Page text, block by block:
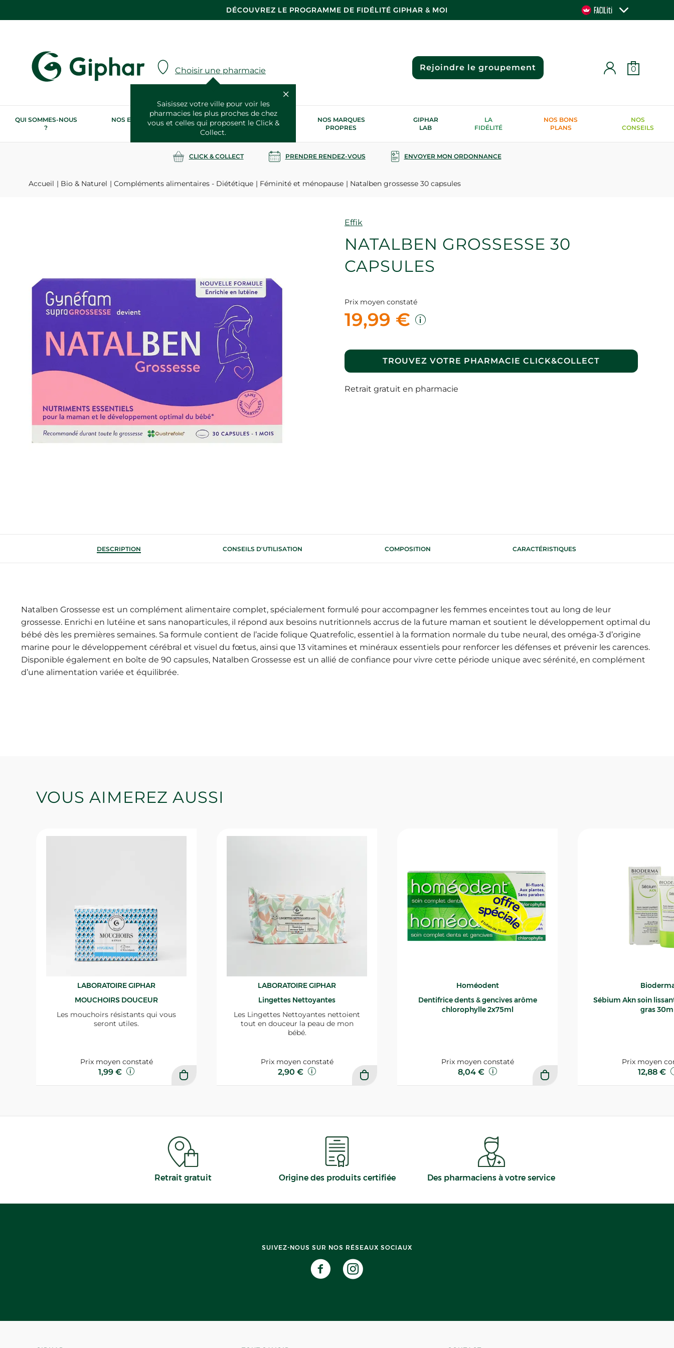
DÉCOUVREZ LE PROGRAMME DE FIDÉLITÉ GIPHAR & MOI
Choisir une pharmacie
Saisissez votre ville pour voir les
pharmacies les plus proches de chez
vous et celles qui proposent le Click &
Collect.
Rejoindre le groupement 0
QUI SOMMES-NOUS
?
NOS ENGAGEMENTS
RSE
NOS SERVICES
SANTÉ
NOS MARQUES
PROPRES
GIPHAR
LAB
LA
FIDÉLITÉ
NOS BONS
PLANS
NOS
CONSEILS
CLICK & COLLECT PRENDRE RENDEZ-VOUS ENVOYER MON ORDONNANCE
Accueil Bio & Naturel Compléments alimentaires - Diététique Féminité et ménopause Natalben grossesse 30 capsules
Marque
Effik
NATALBEN GROSSESSE 30
CAPSULES
Prix moyen constaté
19,99 €
TROUVEZ VOTRE PHARMACIE CLICK&COLLECT
Retrait gratuit en pharmacie
DESCRIPTION CONSEILS D'UTILISATION COMPOSITION CARACTÉRISTIQUES
Natalben Grossesse est un complément alimentaire complet, spécialement formulé pour accompagner les femmes enceintes tout au long de leur
grossesse. Enrichi en lutéine et sans nanoparticules, il répond aux besoins nutritionnels accrus de la future maman et soutient le développement optimal du
bébé dès les premières semaines. Sa formule contient de l’acide folique Quatrefolic, essentiel à la formation normale du tube neural, des oméga-3 d’origine
marine pour le développement cérébral et visuel du fœtus, ainsi que 13 vitamines et minéraux essentiels pour renforcer les défenses et prévenir les carences.
Disponible également en boîte de 90 capsules, Natalben Grossesse est un allié de confiance pour vivre cette période unique avec sérénité, en complément
d’une alimentation variée et équilibrée.
VOUS AIMEREZ AUSSI
LABORATOIRE GIPHAR
MOUCHOIRS DOUCEUR
Les mouchoirs résistants qui vous
seront utiles.
Prix moyen constaté
1,99 €
LABORATOIRE GIPHAR
Lingettes Nettoyantes
Les Lingettes Nettoyantes nettoient
tout en douceur la peau de mon
bébé.
Prix moyen constaté
2,90 €
Homéodent
Dentifrice dents & gencives arôme
chlorophylle 2x75ml
Prix moyen constaté
8,04 €
Sébium Akn soin lissant
gras
Prix moyen
12,88 €
Retrait gratuit Origine des produits certifiée Des pharmaciens à votre service
SUIVEZ-NOUS SUR NOS RÉSEAUX SOCIAUX